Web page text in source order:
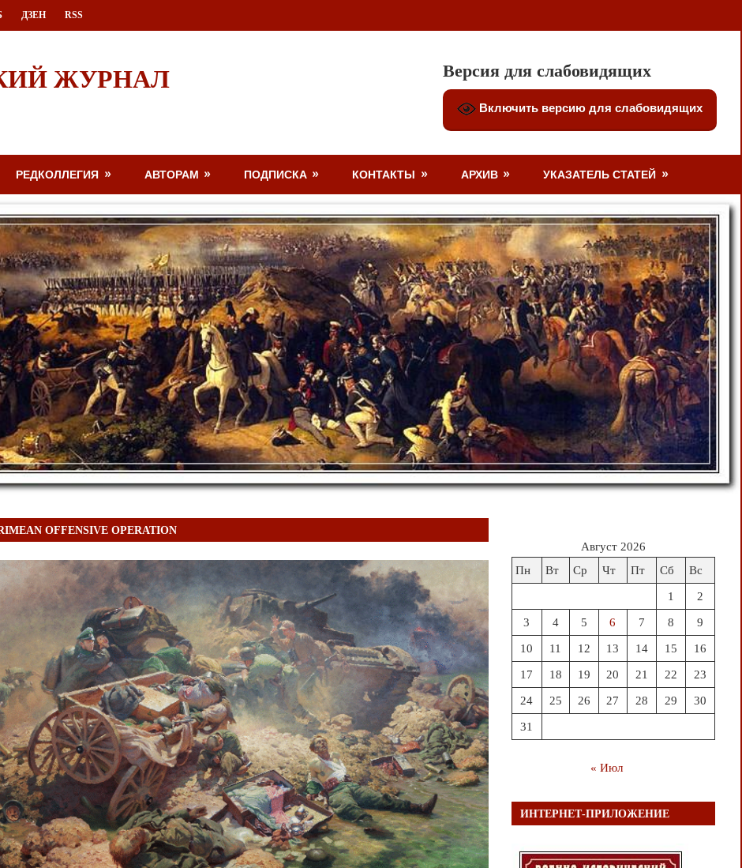
ДЗЕН RSS
ЖУРНАЛ Версия для слабовидящих
Включить версию для слабовидящих
РЕДКОЛЛЕГИЯ АВТОРАМ ПОДПИСКА КОНТАКТЫ АРХИВ УКАЗАТЕЛЬ СТАТЕЙ
OFFENSIVE OPERATION
Август 2026
Пн
Вт Ср Чт Пт Сб Вс
1 2
3 4 5 6 7 8 9
10 11 12 13 14 15 16
17 18 19 20 21 22 23
24 25 26 27 28 29 30
31
« Июл
ИНТЕРНЕТ-ПРИЛОЖЕНИЕ